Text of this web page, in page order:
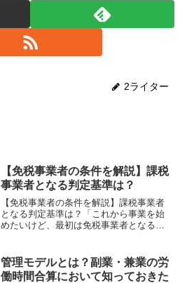
2ライター
【免税事業者の条件を解説】課税
事業者となる判定基準は？
【免税事業者の条件を解説】課税事業者
となる判定基準は？「これから事業を始
めたいけど、最初は免税事業者となるの
費税の納付について、このような疑問を
持たれる方もいらっしゃる...
管理モデルとは？副業・兼業の労
働時間合算において知っておきた